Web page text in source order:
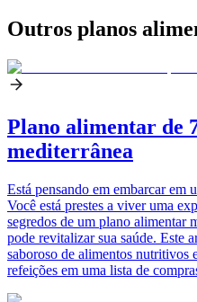
Outros planos
Plano alimentar de
mediterrânea
Está pensando em embarcar em
Você está prestes a viver uma
segredos de um plano alimentar
pode revitalizar sua saúde. Este
saboroso de alimentos nutritivos
refeições em uma lista de